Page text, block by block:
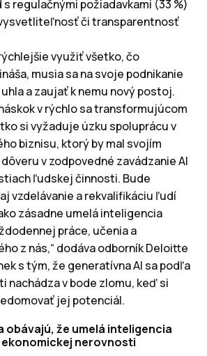
regulačnými požiadavkami (33 %)
či transparentnosť
využiť všetko, čo
musia sa na svoje podnikanie
a zaujať k nemu nový postoj.
v rýchlo sa transformujúcom
si vyžaduje úzku spoluprácu v
biznisu, ktorý by mal svojím
v zodpovedné zavádzanie AI
ľudskej činnosti. Bude
vzdelávanie a rekvalifikáciu ľudí
zásadne umelá inteligencia
práce, učenia a
z nás,“ dodáva odborník Deloitte
s tým, že generatívna AI sa podľa
nachádza v bode zlomu, keď si
jej potenciál.
obávajú, že umelá inteligencia
ekonomickej nerovnosti